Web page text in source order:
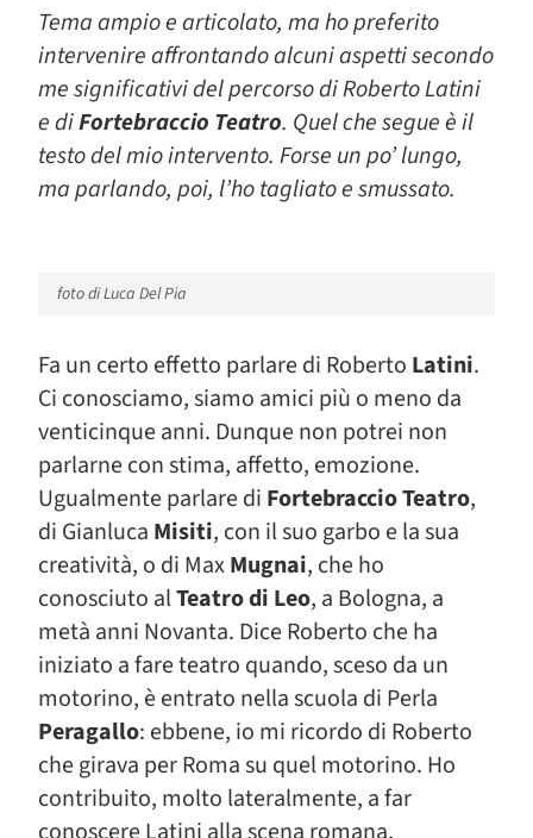
Tema ampio e articolato, ma ho preferito
intervenire affrontando alcuni aspetti secondo
me significativi del percorso di Roberto Latini
e diFortebraccio Teatro. Quel che segue è il
testo del mio intervento. Forse un po’ lungo,
ma parlando, poi, l’ho tagliato e smussato.
foto di Luca Del Pia
Fa un certo effetto parlare di Roberto Latini.
Ci conosciamo, siamo amici più o meno da
venticinque anni. Dunque non potrei non
parlarne con stima, affetto, emozione.
Ugualmente parlare di Fortebraccio Teatro,
di Gianluca Misiti, con il suo garbo e la sua
creatività, o di MaxMugnai, che ho
conosciuto alTeatro di Leo, a Bologna, a
metà anni Novanta. Dice Roberto che ha
iniziato a fare teatro quando, sceso da un
motorino, è entrato nella scuola di Perla
Peragallo: ebbene, io mi ricordo di Roberto
che girava per Roma su quel motorino. Ho
contribuito, molto lateralmente, a far